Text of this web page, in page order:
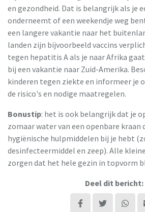
en gezondheid. Dat is belangrijk als je
onderneemt of een weekendje weg
een langere vakantie naar het
landen zijn bijvoorbeeld vaccins
tegen hepatitis A als je naar Afrika
bij een vakantie naar Zuid-Amerika.
kinderen tegen ziekte en informeer je
de risico's en nodige maatregelen.
Bonustip: het is ook belangrijk dat je
zomaar water van een openbare kraan
hygiënische hulpmiddelen bij je hebt
desinfecteermiddel en zeep). Alle
zorgen dat het hele gezin in topvorm
Deel dit bericht: